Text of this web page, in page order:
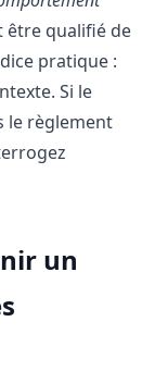
être qualifié de
pratique :
Si le
le règlement
un